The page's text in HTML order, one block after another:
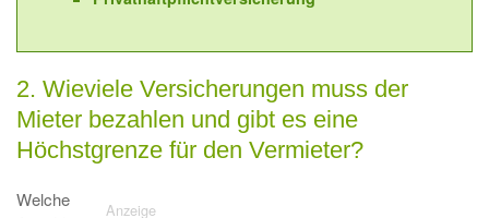
2. Wieviele Versicherungen muss der
Mieter bezahlen und gibt es eine
Höchstgrenze für den Vermieter?
Welche